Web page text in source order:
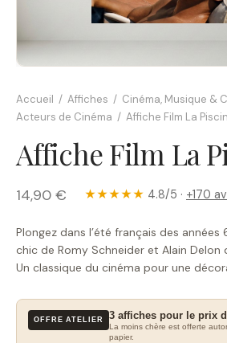
Accueil / Affiches / Cinéma, Musique &
Acteurs de Cinéma / Affiche Film La
Affiche Film La
14,90 € ★★★★★ 4.8/5 · +170
Plongez dans l’été français des
chic de Romy Schneider et Alain Delon
Un classique du cinéma pour une
OFFRE ATELIER 3 affiches pour le prix
La moins chère est offerte
papier.